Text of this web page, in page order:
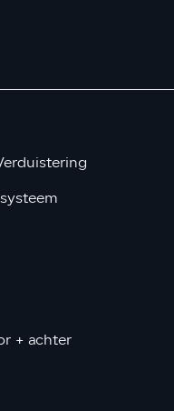
+ achter